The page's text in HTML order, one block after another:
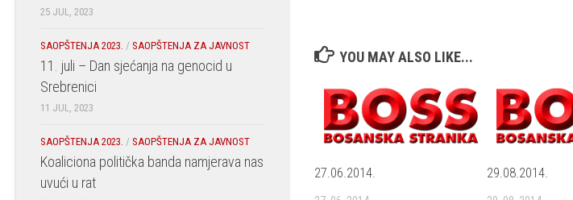
YOU MAY ALSO LIKE...
27.06.2014. 29.08.2014.
25 JUL, 2023
SAOPŠTENJA 2023. / SAOPŠTENJA ZA JAVNOST
11. juli – Dan sjećanja na genocid u
Srebrenici
11 JUL, 2023
SAOPŠTENJA 2023. / SAOPŠTENJA ZA JAVNOST
Koaliciona politička banda namjerava nas
uvući u rat